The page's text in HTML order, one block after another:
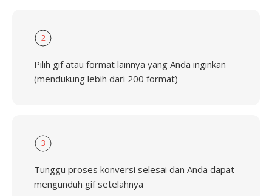
2
Pilih gif atau format lainnya yang Anda inginkan
(mendukung lebih dari 200 format)
3
Tunggu proses konversi selesai dan Anda dapat
mengunduh gif setelahnya